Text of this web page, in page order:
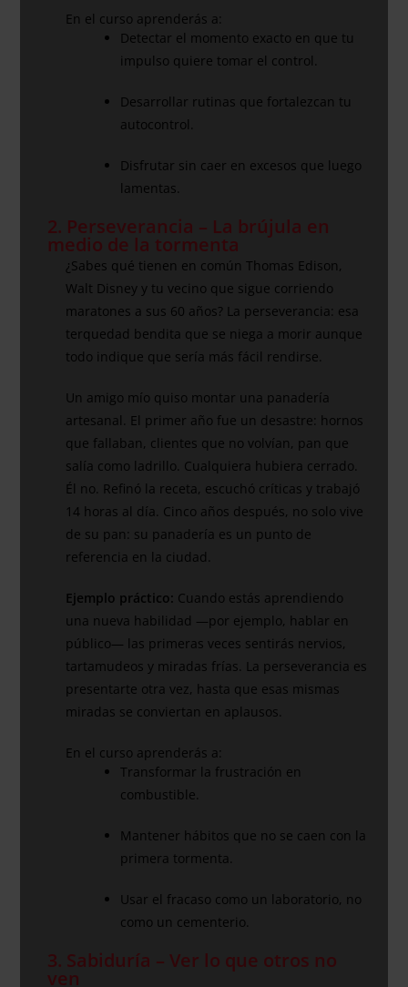
En el curso aprenderás a:
Detectar el momento exacto en que tu
impulso quiere tomar el control.
Desarrollar rutinas que fortalezcan tu
autocontrol.
Disfrutar sin caer en excesos que luego
lamentas.
2. Perseverancia – La brújula en
medio de la tormenta
¿Sabes qué tienen en común Thomas Edison,
Walt Disney y tu vecino que sigue corriendo
maratones a sus 60 años? La perseverancia: esa
terquedad bendita que se niega a morir aunque
todo indique que sería más fácil rendirse.
Un amigo mío quiso montar una panadería
artesanal. El primer año fue un desastre: hornos
que fallaban, clientes que no volvían, pan que
salía como ladrillo. Cualquiera hubiera cerrado.
Él no. Refinó la receta, escuchó críticas y trabajó
14 horas al día. Cinco años después, no solo vive
de su pan: su panadería es un punto de
referencia en la ciudad.
Ejemplo práctico: Cuando estás aprendiendo
una nueva habilidad —por ejemplo, hablar en
público— las primeras veces sentirás nervios,
tartamudeos y miradas frías. La perseverancia es
presentarte otra vez, hasta que esas mismas
miradas se conviertan en aplausos.
En el curso aprenderás a:
Transformar la frustración en
combustible.
Mantener hábitos que no se caen con la
primera tormenta.
Usar el fracaso como un laboratorio, no
como un cementerio.
3. Sabiduría – Ver lo que otros no
ven